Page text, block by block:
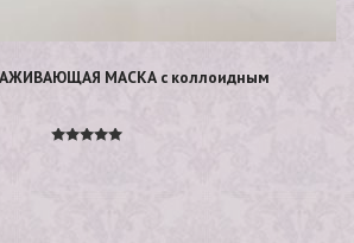
МАСКА с коллоидным